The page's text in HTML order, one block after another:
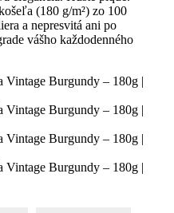
(180 g/m²) zo 100
a nepresvitá ani po
vášho každodenného